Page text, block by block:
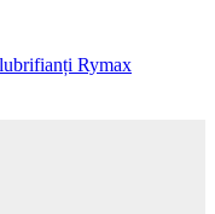
Rymax